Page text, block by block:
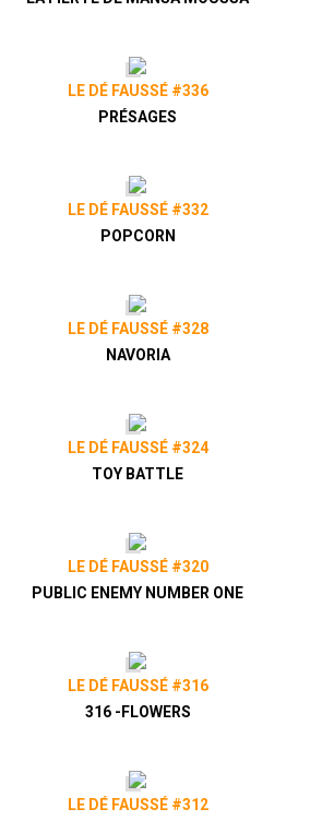
LE DÉ FAUSSÉ #336
PRÉSAGES
LE DÉ FAUSSÉ #332
POPCORN
LE DÉ FAUSSÉ #328
NAVORIA
LE DÉ FAUSSÉ #324
TOY BATTLE
LE DÉ FAUSSÉ #320
PUBLIC ENEMY NUMBER ONE
LE DÉ FAUSSÉ #316
316 -FLOWERS
LE DÉ FAUSSÉ #312